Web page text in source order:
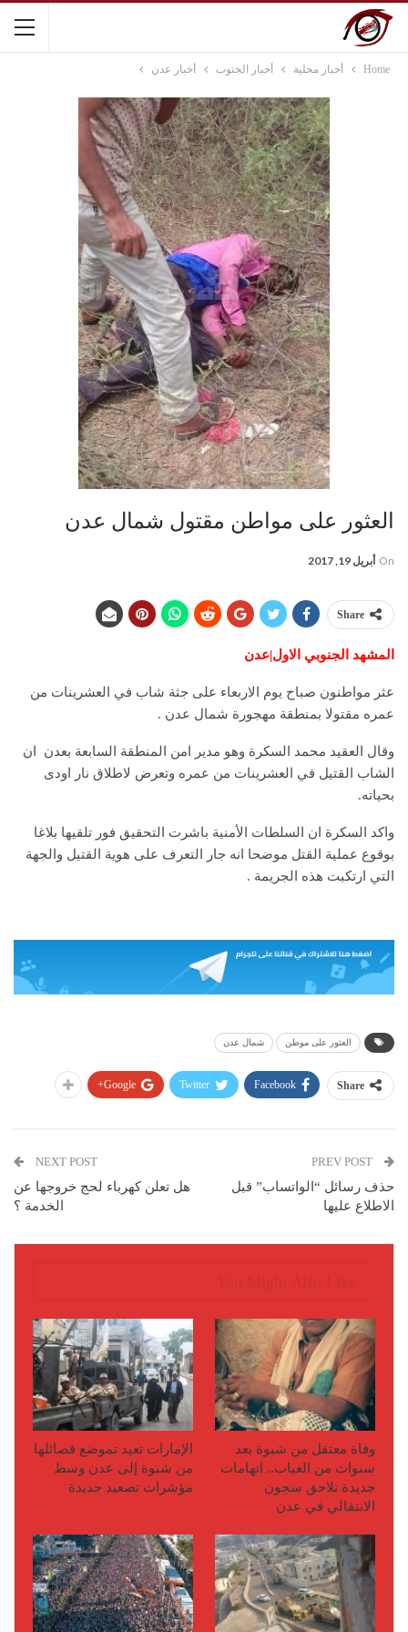
Home أخبار محلية أخبار الجنوب أخبار عدن
العثور على مواطن مقتول شمال عدن
On أبريل 19, 2017
Share
المشهد الجنوبي الاول|عدن
عثر مواطنون صباح يوم الاربعاء على جثة شاب في العشرينات من
عمره مقتولا بمنطقة مهجورة شمال عدن .
وقال العقيد محمد السكرة وهو مدير امن المنطقة السابعة بعدن ان
الشاب القتيل في العشرينات من عمره وتعرض لاطلاق نار اودى
بحياته.
واكد السكرة ان السلطات الأمنية باشرت التحقيق فور تلقيها بلاغا
بوقوع عملية القتل موضحا انه جار التعرف على هوية القتيل والجهة
التي ارتكبت هذه الجريمة .
العثور على موطن شمال عدن
Share
Facebook
Twitter
Google+
حذف رسائل “الواتساب” قبل
الاطلاع عليها
NEXT POST
هل تعلن كهرباء لحج خروجها عن
الخدمة ؟
وفاة معتقل من شبوة بعد
سنوات من الغياب.. اتهامات
جديدة تلاحق سجون
الانتقالي في عدن
الإمارات تعيد تموضع فصائلها
من شبوة إلى عدن وسط
مؤشرات تصعيد جديدة